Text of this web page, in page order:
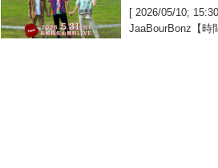
[ 2026/05/10;
JaaBourBonz【時